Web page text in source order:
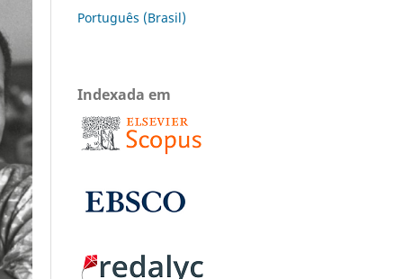
Português (Brasil)
Indexada em